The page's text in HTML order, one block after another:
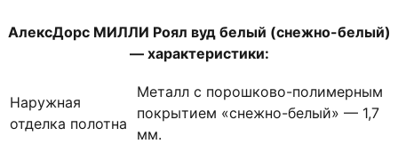
АлексДорс МИЛЛИ Роял вуд белый (снежно-белый)
— характеристики:
Наружная
отделка полотна
Металл с порошково-полимерным
покрытием «снежно-белый» — 1,7
мм.